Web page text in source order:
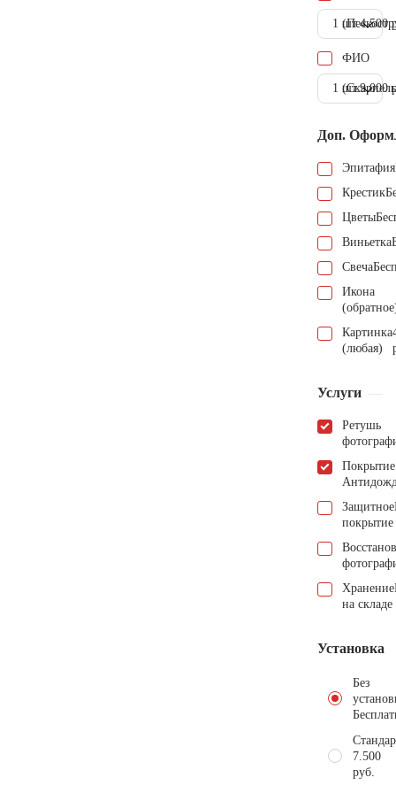
1 шт.4.500
ФИО
1 шт.9.000
Доп.
Эпитафия
Крестик
Цветы
Виньетка
Свеча
Икона
Картинка
(любая)
Услуги
Ретушь
Покрытие
Защитное
покрытие
Хранение
на складе
Установка
Без
7.500
руб.